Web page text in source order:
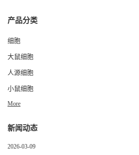
产品分类
细胞
大鼠细胞
人源细胞
小鼠细胞
More
新闻动态
2026-03-09